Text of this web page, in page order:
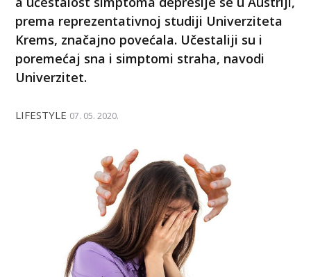
prema reprezentativnoj studiji Univerziteta
Krems, značajno povećala. Učestaliji su i
poremećaj sna i simptomi straha, navodi
Univerzitet.
LIFESTYLE 07. 05. 2020.